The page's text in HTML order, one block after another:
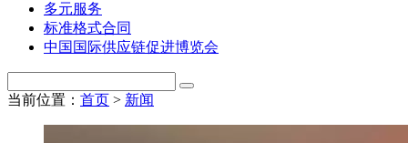
多元服务
标准格式合同
中国国际供应链促进博览会
当前位置： 首页 > 新闻